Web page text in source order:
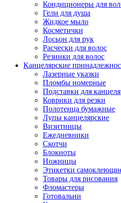
Кондиционеры для
Гели для душа
Жидкое мыло
Косметички
Лосьон для рук
Расчески для волос
Резинки для волос
Канцелярские
Лазерные указки
Пломбы номерные
Подставки для
Коврики для резки
Полотенца бумажные
Лупы канцелярские
Визитницы
Ежедневники
Скотчи
Блокноты
Ножницы
Этикетки
Товары для рисования
Фломастеры
Готовальни